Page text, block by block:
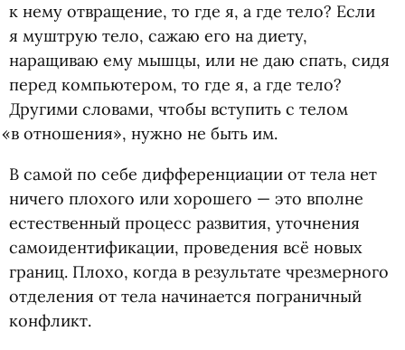
к нему отвращение, то где я, а где тело? Если
я муштрую тело, сажаю его на диету,
наращиваю ему мышцы, или не даю спать, сидя
перед компьютером, то где я, а где тело?
Другими словами, чтобы вступить с телом
«в отношения», нужно не быть им.
В самой по себе дифференциации от тела нет
ничего плохого или хорошего — это вполне
естественный процесс развития, уточнения
самоидентификации, проведения всё новых
границ. Плохо, когда в результате чрезмерного
отделения от тела начинается пограничный
конфликт.